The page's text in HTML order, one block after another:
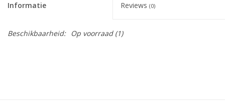
Informatie Reviews (0)
Beschikbaarheid: Op voorraad(1)